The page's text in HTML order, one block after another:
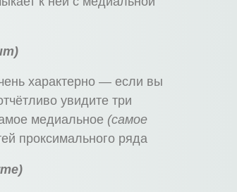
характерно — если вы
увидите три
медиальное (самое
проксимального ряда